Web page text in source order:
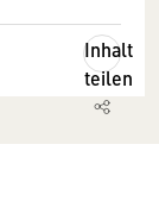
Inhalt
teilen